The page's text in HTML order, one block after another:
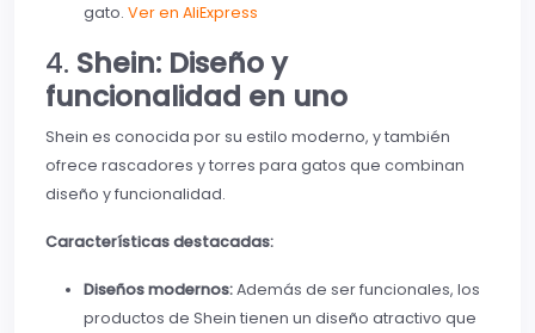
gato. Ver en AliExpress
4. Shein: Diseño y
funcionalidad en uno
Shein es conocida por su estilo moderno, y también
ofrece rascadores y torres para gatos que combinan
diseño y funcionalidad.
Características destacadas:
Diseños modernos:Además de ser funcionales, los
productos de Shein tienen un diseño atractivo que